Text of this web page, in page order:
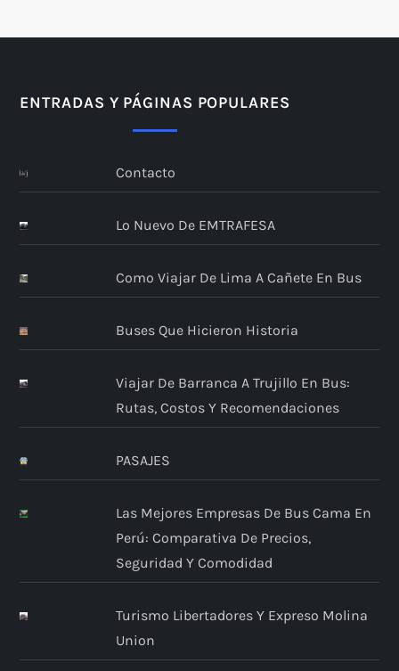
ENTRADAS Y PÁGINAS POPULARES
Contacto
Lo Nuevo De EMTRAFESA
Como Viajar De Lima A Cañete En Bus
Buses Que Hicieron Historia
Viajar De Barranca A Trujillo En Bus:
Rutas, Costos Y Recomendaciones
PASAJES
Las Mejores Empresas De Bus Cama En
Perú: Comparativa De Precios,
Seguridad Y Comodidad
Turismo Libertadores Y Expreso Molina
Union